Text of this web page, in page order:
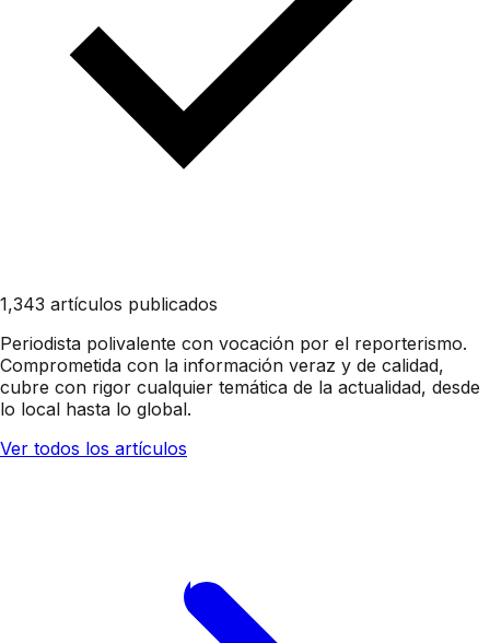
1,343 artículos publicados
Periodista polivalente con vocación por el reporterismo.
Comprometida con la información veraz y de calidad,
cubre con rigor cualquier temática de la actualidad, desde
lo local hasta lo global.
Ver todos los artículos